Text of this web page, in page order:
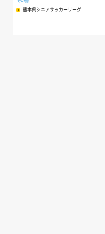
熊本県シニアサッカーリーグ